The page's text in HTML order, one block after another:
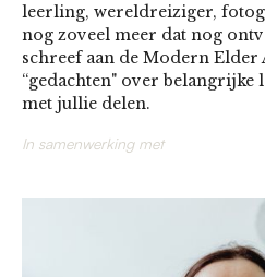
leerling, wereldreiziger,
nog zoveel meer dat nog
schreef aan de Modern Elder
“gedachten" over belangrijke
met jullie delen.
In samenwerking met